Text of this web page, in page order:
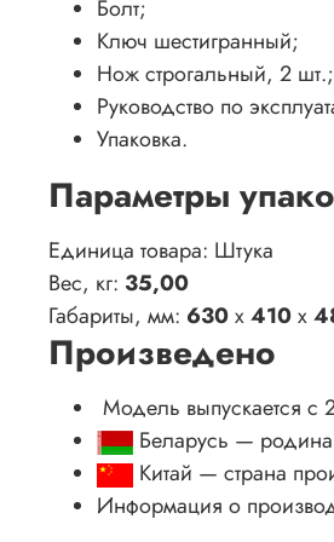
Болт;
Ключ шестигранный;
Нож строгальный, 2 шт.;
Руководство по
Упаковка.
Параметры
Единица товара: Штука
Вес, кг: 35,00
Габариты, мм: 630x410x
Произведено
Модель выпускается с
Беларусь —
Китай — страна
Информация о